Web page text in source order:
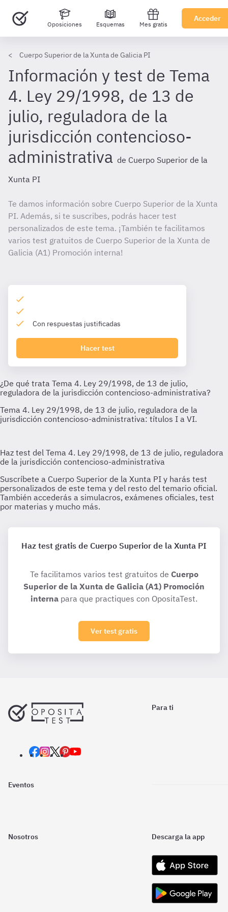
Oposiciones Esquemas Mes gratis
Acceder
Cuerpo Superior de la Xunta de Galicia PI
Información y test de Tema
4. Ley 29/1998, de 13 de
julio, reguladora de la
jurisdicción contencioso-
administrativa de Cuerpo Superior de la
Xunta PI
Te damos información sobre Cuerpo Superior de la Xunta
PI. Además, si te suscribes, podrás hacer test
personalizados de este tema. ¡También te facilitamos
varios test gratuitos de Cuerpo Superior de la Xunta de
Galicia (A1) Promoción interna!
Con respuestas justificadas
Hacer test
Haz test gratis de Cuerpo Superior de la Xunta PI
Te facilitamos varios test gratuitos de Cuerpo
Superior de la Xunta de Galicia (A1) Promoción
interna para que practiques con OpositaTest.
Ver test gratis
Para ti
Eventos
Nosotros Descarga la app